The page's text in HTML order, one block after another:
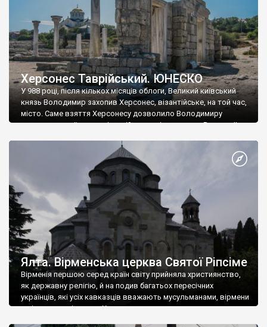
Херсонес Таврійський. ЮНЕСКО
У 988 році, після кількох місяців облоги, Великий київський
князь Володимир захопив Херсонес, візантійське, на той час,
місто. Саме взяття Херсонесу дозволило Володимиру
диктувати свої умови візантійському імператору Василю ІІ, та
Херсонесі Володимир-язичник, став Василем-християнином.
А потім було Хрещення Русі. На честь Херсонесу Таврійського
Ялта. Вірменська церква Святої Ріпсіме
Вірменія першою серед країн світу прийняла християнство,
як державну релігію, й на подив багатьох пересічних
українців, які усіх кавказців вважають мусульманами, вірмени
є відданими вірянами Христа